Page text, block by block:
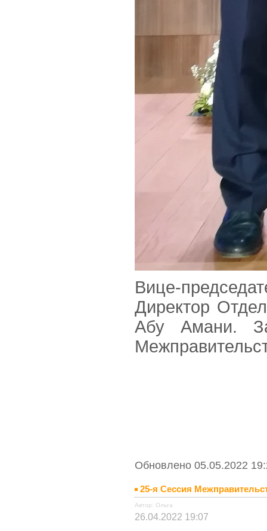
Вице-
Директор
Абу Амани.
Обновлено 05.05.2022
25-я Сессия
Автор: Ольга
26.04.2022 19:07